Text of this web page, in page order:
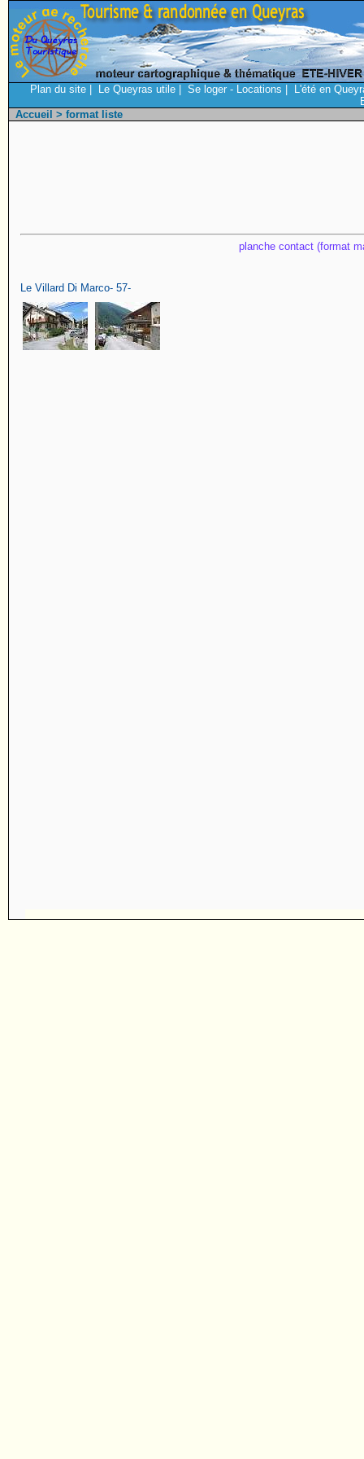
Plan du site Le Queyras utile Se loger - Locations
L'été en
Accueil > format liste
planche contact (format
Le Villard Di Marco- 57-